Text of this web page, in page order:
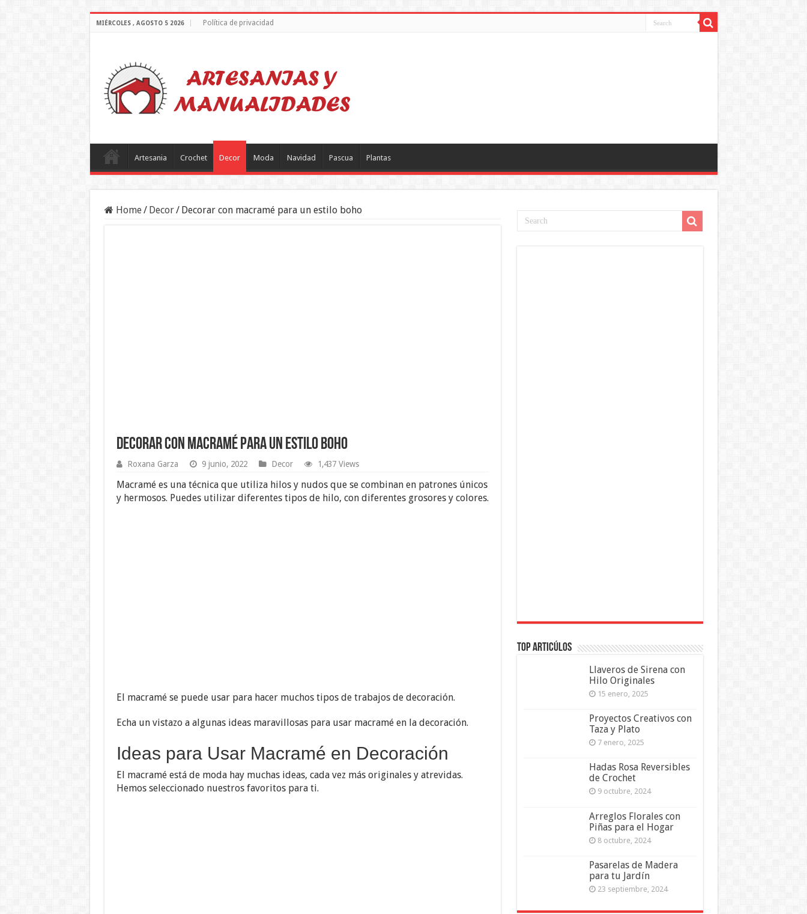
MIÉRCOLES , AGOSTO 5 2026 Política de privacidad
Artesania Crochet Decor Moda Navidad Pascua Plantas
Home/ Decor/ Decorar con macramé para un estilo boho
Decorar con macramé para un estilo boho
Roxana Garza 9 junio, 2022 Decor 1,437 Views
Macramé es una técnica que utiliza hilos y nudos que se combinan en patrones únicos
y hermosos. Puedes utilizar diferentes tipos de hilo, con diferentes grosores y colores.
El macramé se puede usar para hacer muchos tipos de trabajos de decoración.
Echa un vistazo a algunas ideas maravillosas para usar macramé en la decoración.
Ideas para Usar Macramé en Decoración
El macramé está de moda hay muchas ideas, cada vez más originales y atrevidas.
Hemos seleccionado nuestros favoritos para ti.
Top Articúlos
Llaveros de Sirena con
Hilo Originales
15 enero, 2025
Proyectos Creativos con
Taza y Plato
7 enero, 2025
Hadas Rosa Reversibles
de Crochet
9 octubre, 2024
Arreglos Florales con
Piñas para el Hogar
8 octubre, 2024
Pasarelas de Madera
para tu Jardín
23 septiembre, 2024